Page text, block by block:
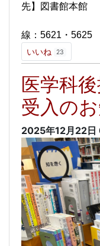
先】図書館本館
線：5621・5625
いいね
23
医学科
受入の
2025年12月22日